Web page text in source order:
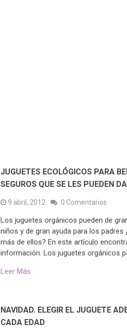
JUGUETES ECOLÓGICOS PARA
SEGUROS QUE SE LES PUEDEN
9 abril, 2012 0 Comentarios
Los juguetes orgánicos pueden de
niños y de gran ayuda para los padres
más de ellos? En este artículo
información. Los juguetes orgánicos
Leer Más
NAVIDAD. ELEGIR EL JUGUETE
CADA EDAD